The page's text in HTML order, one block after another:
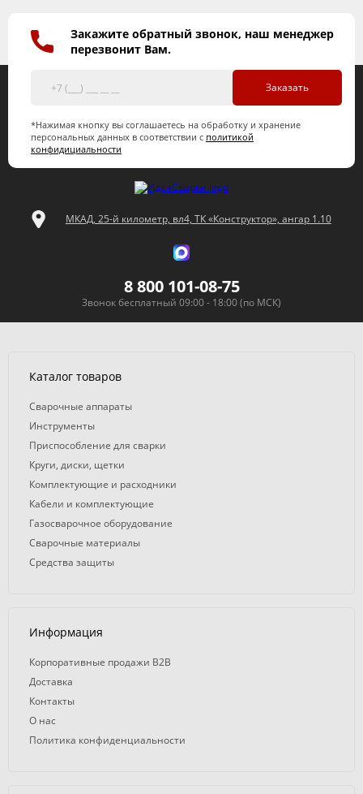
Закажите обратный звонок, наш менеджер
перезвонит Вам.
Заказать
*Нажимая кнопку вы соглашаетесь на обработку и хранение
персональных данных в соответствии с политикой
конфидициальности
МКАД, 25-й километр, вл4, ТК «Конструктор», ангар 1.10
8 800 101-08-75
Звонок бесплатный 09:00 - 18:00 (по МСК)
Каталог товаров
Сварочные аппараты
Инструменты
Приспособление для сварки
Круги, диски, щетки
Комплектующие и расходники
Кабели и комплектующие
Газосварочное оборудование
Сварочные материалы
Средства защиты
Информация
Корпоративные продажи B2B
Доставка
Контакты
О нас
Политика конфиденциальности